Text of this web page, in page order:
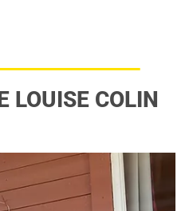
LOUISE COLIN